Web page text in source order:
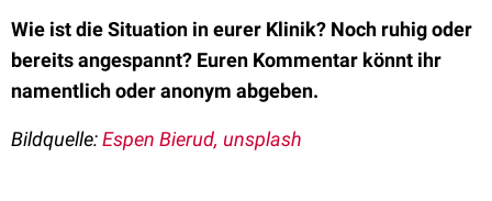
Wie ist die Situation in eurer Klinik? Noch ruhig oder
bereits angespannt? Euren Kommentar könnt ihr
namentlich oder anonym abgeben.
Bildquelle:Espen Bierud, unsplash